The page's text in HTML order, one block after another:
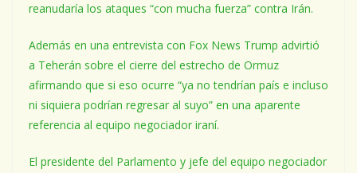
reanudaría los ataques “con mucha fuerza” contra Irán.
Además en una entrevista con Fox News Trump advirtió
a Teherán sobre el cierre del estrecho de Ormuz
afirmando que si eso ocurre “ya no tendrían país e incluso
ni siquiera podrían regresar al suyo” en una aparente
referencia al equipo negociador iraní.
El presidente del Parlamento y jefe del equipo negociador